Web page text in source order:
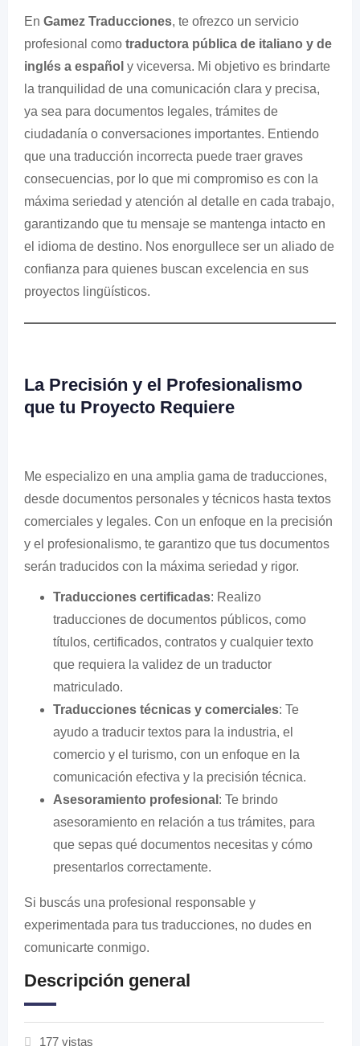
En Gamez Traducciones, te ofrezco un servicio
profesional como traductora pública de italiano y de
inglés a español y viceversa. Mi objetivo es brindarte
la tranquilidad de una comunicación clara y precisa,
ya sea para documentos legales, trámites de
ciudadanía o conversaciones importantes. Entiendo
que una traducción incorrecta puede traer graves
consecuencias, por lo que mi compromiso es con la
máxima seriedad y atención al detalle en cada trabajo,
garantizando que tu mensaje se mantenga intacto en
el idioma de destino. Nos enorgullece ser un aliado de
confianza para quienes buscan excelencia en sus
proyectos lingüísticos.
La Precisión y el Profesionalismo
que tu Proyecto Requiere
Me especializo en una amplia gama de traducciones,
desde documentos personales y técnicos hasta textos
comerciales y legales. Con un enfoque en la precisión
y el profesionalismo, te garantizo que tus documentos
serán traducidos con la máxima seriedad y rigor.
Traducciones certificadas: Realizo
traducciones de documentos públicos, como
títulos, certificados, contratos y cualquier texto
que requiera la validez de un traductor
matriculado.
Traducciones técnicas y comerciales: Te
ayudo a traducir textos para la industria, el
comercio y el turismo, con un enfoque en la
comunicación efectiva y la precisión técnica.
Asesoramiento profesional : Te brindo
asesoramiento en relación a tus trámites, para
que sepas qué documentos necesitas y cómo
presentarlos correctamente.
Si buscás una profesional responsable y
experimentada para tus traducciones, no dudes en
comunicarte conmigo.
Descripción general
177 vistas